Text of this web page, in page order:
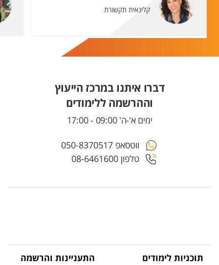
קלינאית תקשורת
דברו איתנו במרכז הייעוץ
וההרשמה ללימודים
ימים א'-ה' 09:00 - 17:00
טלפון 08-6461600
ווטסאפ 050-8370517
תוכניות לימודים התעניינות והרשמה